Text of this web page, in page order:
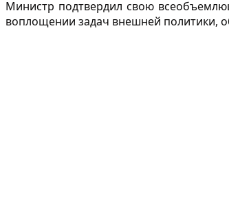
Министр подтвердил свою
воплощении задач внешней политики,